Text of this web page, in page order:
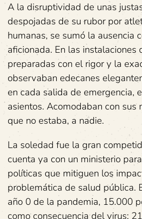
A la disruptividad de unas
despojadas de su rubor por
humanas, se sumó la ausencia
aficionada. En las instalaciones
preparadas con el rigor y la
observaban edecanes
en cada salida de emergencia,
asientos. Acomodaban con sus
que no estaba, a nadie.
La soledad fue la gran
cuenta ya con un ministerio
políticas que mitiguen los
problemática de salud pública.
año 0 de la pandemia, 15.000
como consecuencia del virus;